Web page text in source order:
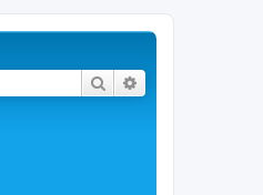
Rechercher